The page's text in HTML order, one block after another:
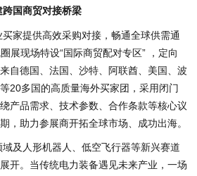
跨国商贸对接桥梁
家提供高效采购对接，畅通全球供需通
展现场特设“国际商贸配对专区” ，定向
自德国、法国、沙特、阿联酋、美国、波
20多国的高质量海外买家团，采用闭门
产品需求、技术参数、合作条款等核心议
，助力参展商开拓全球市场、成功出海。
及人形机器人、低空飞行器等新兴赛道
开。当传统电力装备遇见未来产业，一场